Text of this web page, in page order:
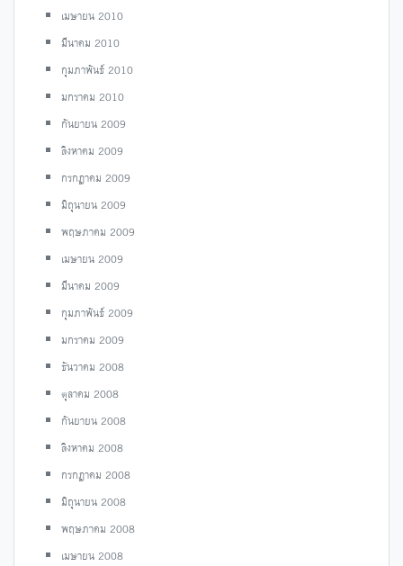
เมษายน 2010
มีนาคม 2010
กุมภาพันธ์ 2010
มกราคม 2010
กันยายน 2009
สิงหาคม 2009
กรกฎาคม 2009
มิถุนายน 2009
พฤษภาคม 2009
เมษายน 2009
มีนาคม 2009
กุมภาพันธ์ 2009
มกราคม 2009
ธันวาคม 2008
ตุลาคม 2008
กันยายน 2008
สิงหาคม 2008
กรกฎาคม 2008
มิถุนายน 2008
พฤษภาคม 2008
เมษายน 2008